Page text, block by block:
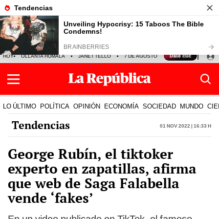
HOY OLLANTA HUMALA JANET TELLO 7 DE AGOSTO TINKA RESULTADOS
LO ÚLTIMO POLÍTICA OPINIÓN ECONOMÍA SOCIEDAD MUNDO
Tendencias 01 Nov 2022 | 16:33 h
George Rubín, el tiktoker
experto en zapatillas, afirma
que web de Saga Falabella
vende ‘fakes’